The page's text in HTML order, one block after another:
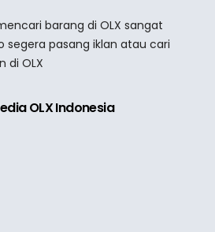
barang di OLX sangat
segera pasang iklan atau cari
di OLX
OLX Indonesia